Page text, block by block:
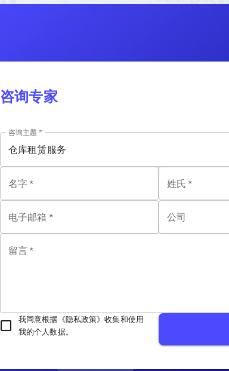
咨询专家
咨询主题 *
仓库租赁服务
名字* 姓氏 *
电子邮箱 * 公司
留言*
我同意根据《隐私政策》收集和使用
我的个人数据。